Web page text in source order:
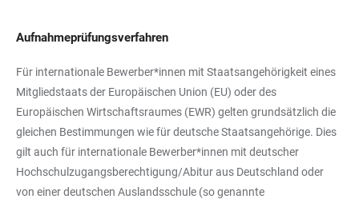
Aufnahmeprüfungsverfahren
Für internationale Bewerber*innen mit Staatsangehörigkeit eines
Mitgliedstaats der Europäischen Union (EU) oder des
Europäischen Wirtschaftsraumes (EWR) gelten grundsätzlich die
gleichen Bestimmungen wie für deutsche Staatsangehörige. Dies
gilt auch für internationale Bewerber*innen mit deutscher
Hochschulzugangsberechtigung/Abitur aus Deutschland oder
von einer deutschen Auslandsschule (so genannte